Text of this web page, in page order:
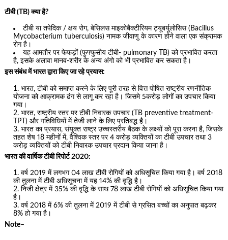
टीबी (TB) क्या है?
टीबी या तपेदिक / क्षय रोग, बेसिलस माइकोबैक्टीरियम ट्यूबर्युलोसिस (Bacillus
Mycobacterium tuberculosis) नामक जीवाणु के कारण होने वाला एक संक्रामक
रोग है।
यह आमतौर पर फेफड़ों (फुफ्फुसीय टीबी- pulmonary TB) को प्रभावित करता
है, इसके अलावा मानव-शरीर के अन्य अंगो को भी प्रभावित कर सकता है।
इस संबंध में भारत द्वारा किए जा रहे प्रयास:
भारत, टीबी को समाप्त करने के लिए पूरी तरह से वित्त पोषित राष्ट्रीय रणनीतिक
योजना को आक्रामक ढंग से लागू कर रहा है। जिसमे 5करोड़ लोगों का उपचार किया
गया।
भारत, राष्ट्रीय स्तर पर टीबी निवारक उपचार (TB preventive treatment-
TPT) और गतिविधियों में तेजी लाने के लिए प्रतिबद्ध है।
भारत का प्रयास, संयुक्त राष्ट्र उच्चस्तरीय बैठक के लक्ष्यों को पूरा करना है, जिसके
तहत शेष 18 महीनों में, वैश्विक स्तर पर 4 करोड़ व्यक्तियों का टीबी उपचार तथा 3
करोड़ व्यक्तियों को टीबी निवारक उपचार प्रदान किया जाना है।
भारत की वार्षिक टीबी रिपोर्ट 2020:
वर्ष 2019 में लगभग 04 लाख टीबी रोगियों को अधिसूचित किया गया है। वर्ष 2018
की तुलना में टीबी अधिसूचना में यह 14% की वृद्धि है।
निजी क्षेत्र में 35% की वृद्धि के साथ 78 लाख टीबी रोगियों को अधिसूचित किया गया
है।
वर्ष 2018 में 6% की तुलना में 2019 में टीबी से ग्रसित बच्चों का अनुपात बढ़कर
8% हो गया है।
Note–